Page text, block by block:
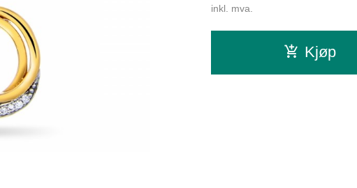
inkl. mva.
Kjøp